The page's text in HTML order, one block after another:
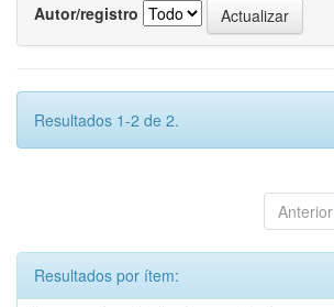
Autor/registro
Resultados 1-2 de 2.
Anterior
Resultados por ítem: